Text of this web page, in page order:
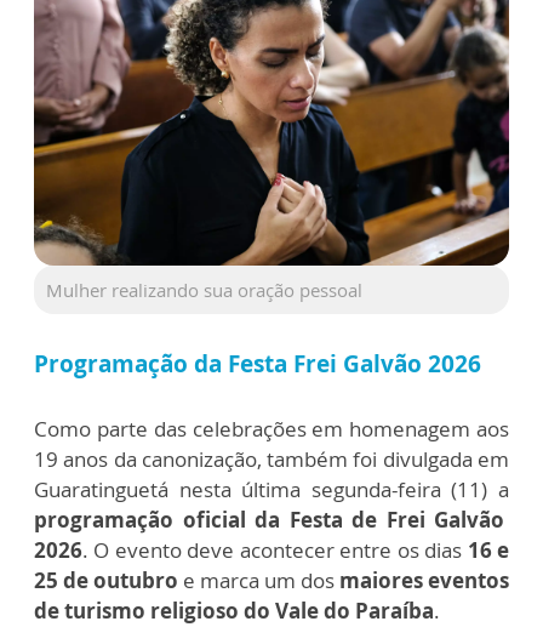
Mulher realizando sua oração pessoal
Programação da Festa Frei Galvão 2026
Como parte das celebrações em homenagem aos
19 anos da canonização, também foi divulgada em
Guaratinguetá nesta última segunda-feira (11) a
programação oficial da Festa de Frei Galvão
2026. O evento deve acontecer entre os dias 16 e
25 de outubro e marca um dos maiores eventos
de turismo religioso do Vale do Paraíba.